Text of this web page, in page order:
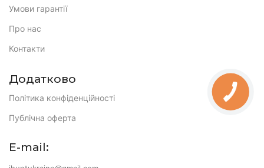
Умови гарантії
Про нас
Контакти
Додатково
Політика конфіденційності
Публічна оферта
E-mail: